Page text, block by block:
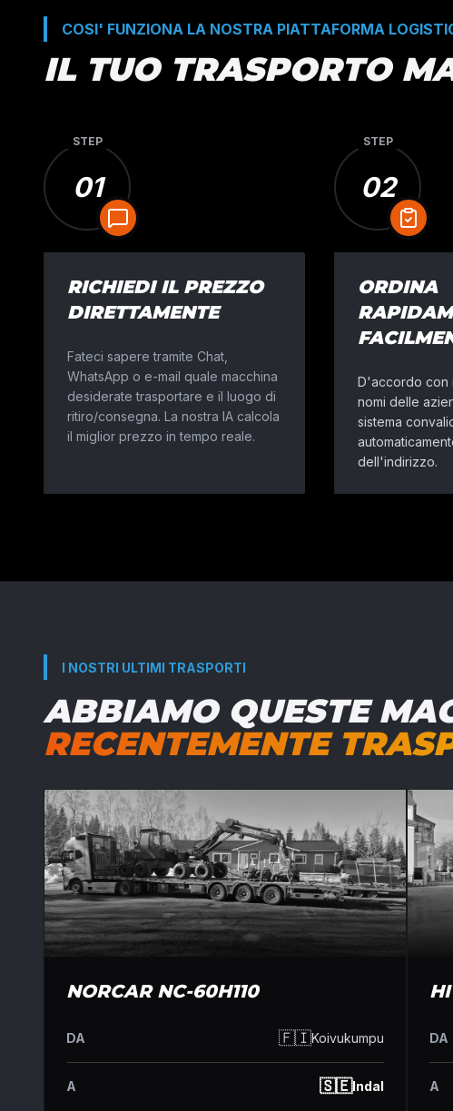
COSI' FUNZIONA LA NOSTRA PIATTAFORMA
IL TUO TRASPORTO
STEP
01
RICHIEDI IL PREZZO
DIRETTAMENTE
Fateci sapere tramite Chat,
WhatsApp o e-mail quale macchina
desiderate trasportare e il luogo di
ritiro/consegna. La nostra IA calcola
il miglior prezzo in tempo reale.
STEP
02
ORDINA
D'accordo con
nomi delle
sistema
dell'indirizzo.
I NOSTRI ULTIMI TRASPORTI
ABBIAMO QUESTE
RECENTEMENTE
NORCAR NC-60H110
DA 🇫🇮Koivukumpu
A 🇸🇪Indal
DA
A